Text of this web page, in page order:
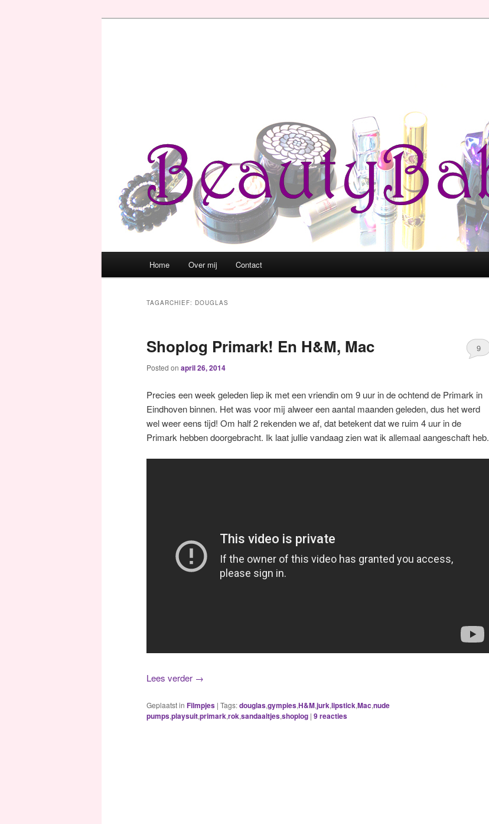
Spring naar de primaire inhoud
Spring naar de secundaire inhoud
Home Over mij Contact
TAGARCHIEF: DOUGLAS
Shoplog Primark! En H&M, Mac
Posted on april 26, 2014
9
Precies een week geleden liep ik met een vriendin om 9 uur in de ochtend de Primark in
Eindhoven binnen. Het was voor mij alweer een aantal maanden geleden, dus het werd
wel weer eens tijd! Om half 2 rekenden we af, dat betekent dat we ruim 4 uur in de
Primark hebben doorgebracht. Ik laat jullie vandaag zien wat ik allemaal aangeschaft heb.
Lees verder →
Geplaatst in Filmpjes | Tags:douglas,gympies,H&M,jurk,lipstick,Mac,nude
pumps,playsuit,primark,rok,sandaaltjes,shoplog | 9reacties